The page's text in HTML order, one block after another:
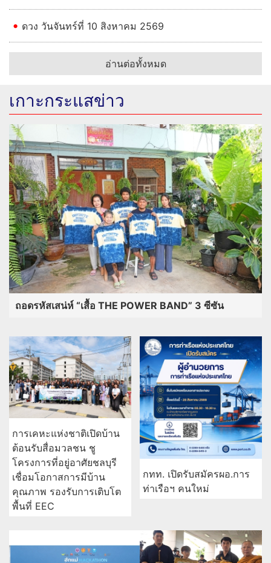
ดวง วันจันทร์ที่ 10 สิงหาคม 2569
อ่านต่อทั้งหมด
เกาะกระแสข่าว
ถอดรหัสเสน่ห์ “เสื้อ THE POWER BAND” 3 ซีซัน
การเคหะแห่งชาติเปิดบ้าน
ต้อนรับสื่อมวลชน ชู
โครงการที่อยู่อาศัยชลบุรี
เชื่อมโอกาสการมีบ้าน
คุณภาพ รองรับการเติบโต
พื้นที่ EEC
กทท. เปิดรับสมัครผอ.การ
ท่าเรือฯ คนใหม่